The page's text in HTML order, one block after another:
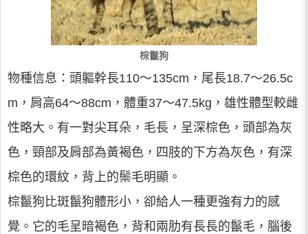
棕鬣狗
物種信息：頭軀幹長110～135cm，尾長18.7～26.5c
m，肩高64～88cm，體重37～47.5kg，雄性體型較雌
性略大。有一對尖耳朵，毛長，呈深棕色，頭部為灰
色，頸部及肩部為黃褐色，四肢的下方為灰色，有深
棕色的環紋，背上的鬃毛明顯。
棕鬣狗比斑鬣狗體形小，卻給人一種更強有力的感
覺。它的毛呈暗褐色，背和兩肋有長長的鬣毛，腦後